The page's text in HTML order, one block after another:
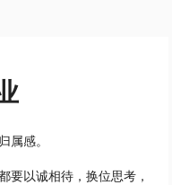
属感。
要以诚相待，换位思考，